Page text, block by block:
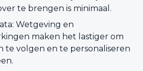
te brengen is minimaal.
Wetgeving en
maken het lastiger om
te volgen en te personaliseren